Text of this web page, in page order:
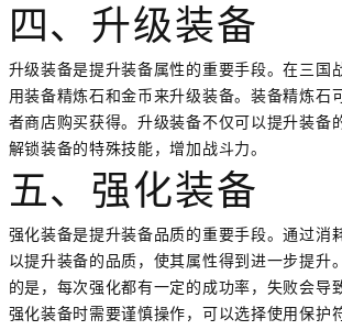
四、升级装备
升级装备是提升装备属性的重要手段。在三国
用装备精炼石和金币来升级装备。装备精炼石
者商店购买获得。升级装备不仅可以提升装备
解锁装备的特殊技能，增加战斗力。
五、强化装备
强化装备是提升装备品质的重要手段。通过消
以提升装备的品质，使其属性得到进一步提升
的是，每次强化都有一定的成功率，失败会导
强化装备时需要谨慎操作，可以选择使用保护